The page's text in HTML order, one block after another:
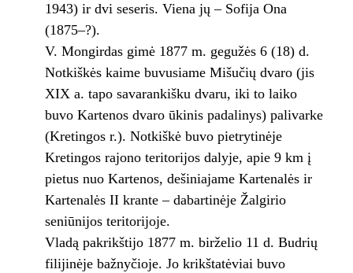
1943) ir dvi seseris. Viena jų – Sofija Ona
(1875–?).
V. Mongirdas gimė 1877 m. gegužės 6 (18) d.
Notkiškės kaime buvusiame Mišučių dvaro (jis
XIX a. tapo savarankišku dvaru, iki to laiko
buvo Kartenos dvaro ūkinis padalinys) palivarke
(Kretingos r.). Notkiškė buvo pietrytinėje
Kretingos rajono teritorijos dalyje, apie 9 km į
pietus nuo Kartenos, dešiniajame Kartenalės ir
Kartenalės II krante – dabartinėje Žalgirio
seniūnijos teritorijoje.
Vladą pakrikštijo 1877 m. birželio 11 d. Budrių
filijinėje bažnyčioje. Jo krikštatėviai buvo